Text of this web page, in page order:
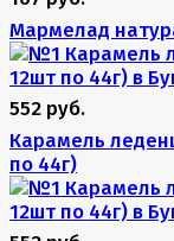
Мармелад
552 руб.
Карамель
по 44г)